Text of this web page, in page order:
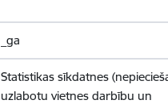
_ga
Statistikas sīkdatnes
uzlabotu vietnes darbību un